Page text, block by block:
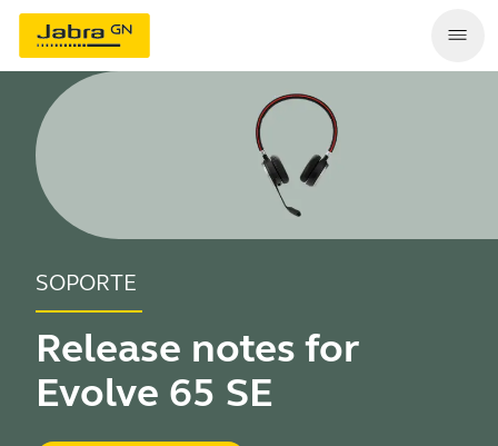
SOPORTE
Release notes for
Evolve 65 SE